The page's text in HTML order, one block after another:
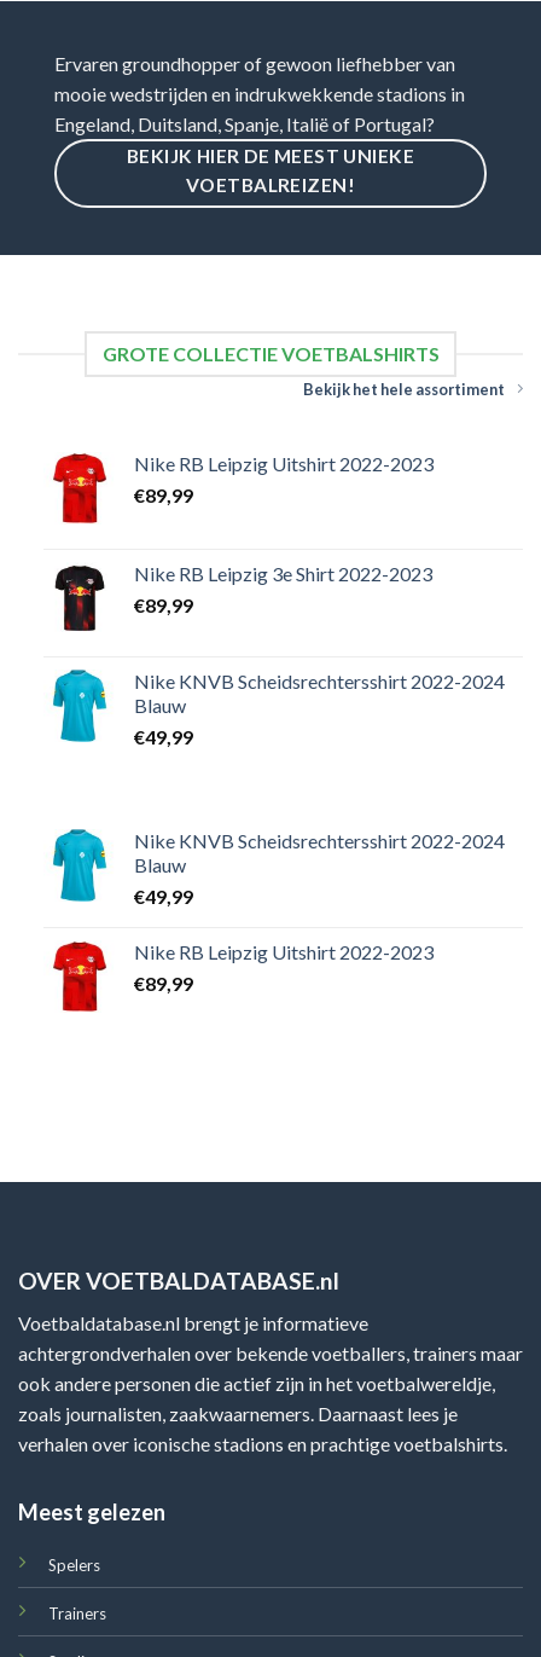
Ervaren groundhopper of gewoon liefhebber van
mooie wedstrijden en indrukwekkende stadions in
Engeland, Duitsland, Spanje, Italië of Portugal?
BEKIJK HIER DE MEEST UNIEKE
VOETBALREIZEN!
GROTE COLLECTIE VOETBALSHIRTS
Bekijk het hele assortiment
Nike RB Leipzig Uitshirt 2022-2023
€89,99
Nike RB Leipzig 3e Shirt 2022-2023
€89,99
Nike KNVB Scheidsrechtersshirt 2022-2024
Blauw
€49,99
Nike KNVB Scheidsrechtersshirt 2022-2024
Blauw
€49,99
Nike RB Leipzig Uitshirt 2022-2023
€89,99
OVER VOETBALDATABASE.nl
Voetbaldatabase.nl brengt je informatieve
achtergrondverhalen over bekende voetballers, trainers maar
ook andere personen die actief zijn in het voetbalwereldje,
zoals journalisten, zaakwaarnemers. Daarnaast lees je
verhalen over iconische stadions en prachtige voetbalshirts.
Meest gelezen
Spelers
Trainers